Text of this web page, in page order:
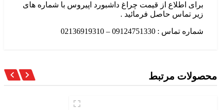
اطلاع از قیمت چراغ داشبورد اپیروس با شماره های
تماس حاصل فرمائید .
تماس : 09124751330 – 02136919310
مرتبط